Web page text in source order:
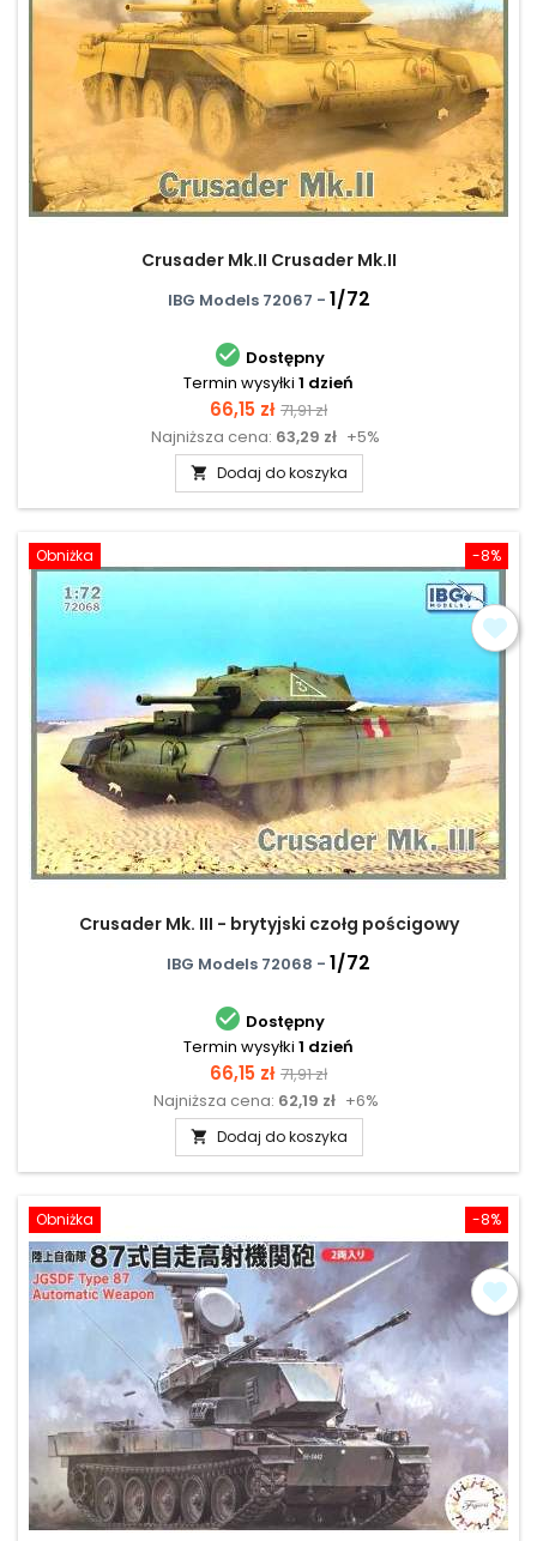
Crusader Mk.II Crusader Mk.II
IBG Models 72067 - 1/72
 Dostępny
Termin wysyłki 1 dzień
Cena
66,15 zł Cena
podstawowa
71,91 zł
Najniższa cena: 63,29 zł +5%
 Dodaj do koszyka
-8%
Obniżka
Crusader Mk. III - brytyjski czołg pościgowy
IBG Models 72068 - 1/72
 Dostępny
Termin wysyłki 1 dzień
Cena
66,15 zł Cena
podstawowa
71,91 zł
Najniższa cena: 62,19 zł +6%
 Dodaj do koszyka
-8%
Obniżka